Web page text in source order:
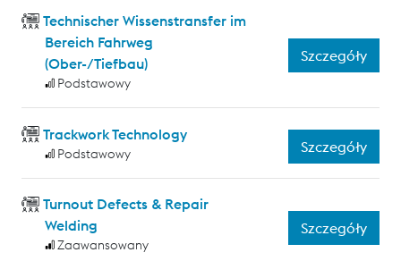
Technischer Wissenstransfer im
Bereich Fahrweg
(Ober-/Tiefbau)
Podstawowy
Szczegóły
Trackwork Technology
Podstawowy Szczegóły
Turnout Defects & Repair
Welding
Zaawansowany
Szczegóły